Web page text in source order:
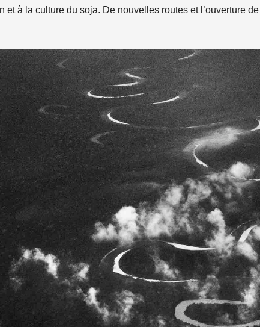
et à la culture du soja. De nouvelles routes et l’ouverture